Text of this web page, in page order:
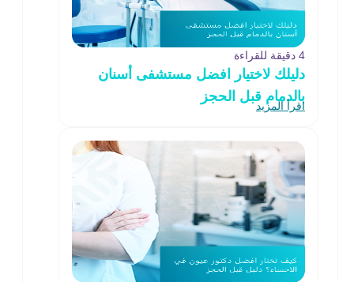
4 دقيقة للقراءة
دليلك لاختيار افضل مستشفى أسنان
بالدمام قبل الحجز
اقرأ المزيد